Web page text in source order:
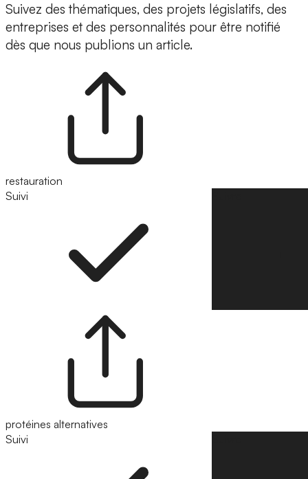
Suivez des thématiques, des projets législatifs, des
entreprises et des personnalités pour être notifié
dès que nous publions un article.
restauration
Suivi
protéines alternatives
Suivi